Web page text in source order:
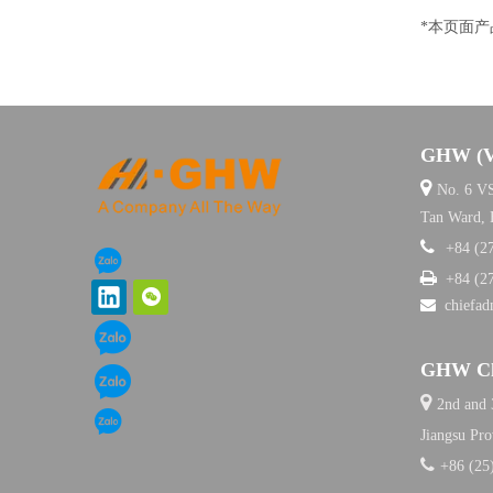
*本页面
GHW
 No. 6
Tan Ward,
 +84
 +84

GHW
 2nd
Jiangsu
 +86